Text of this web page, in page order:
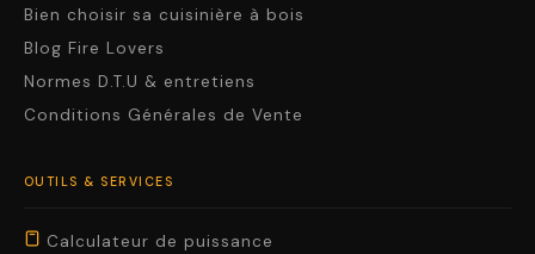
Bien choisir sa cuisinière à bois
Blog Fire Lovers
Normes D.T.U & entretiens
Conditions Générales de Vente
OUTILS & SERVICES
Calculateur de puissance